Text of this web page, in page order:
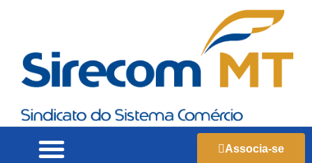
Associa-se